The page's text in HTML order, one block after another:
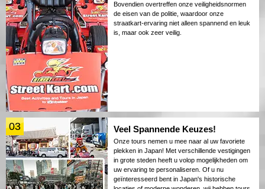
Bovendien overtreffen onze veiligheidsnormen
de eisen van de politie, waardoor onze
straatkart-ervaring niet alleen spannend en leuk
is, maar ook zeer veilig.
03 Veel Spannende Keuzes!
Onze tours nemen u mee naar al uw favoriete
plekken in Japan! Met verschillende vestigingen
in grote steden heeft u volop mogelijkheden om
uw ervaring te personaliseren. Of u nu
geïnteresseerd bent in Japan's historische